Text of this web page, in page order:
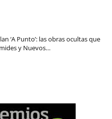
‘A Punto’: las obras ocultas que
y Nuevos…